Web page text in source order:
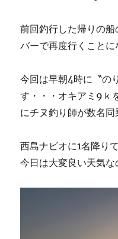
前回釣行した帰りの
バーで再度行くことに
今回は早朝4時に〝の
す・・・オキアミ9ｋ
にチヌ釣り師が数名同
西島ナビオに1名降り
今日は大変良い天気